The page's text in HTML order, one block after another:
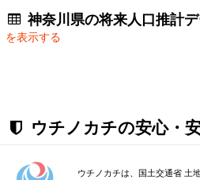
神奈川県の将来人口推計
を表示する
ウチノカチの安心・
ウチノカチは、国土交通省 土